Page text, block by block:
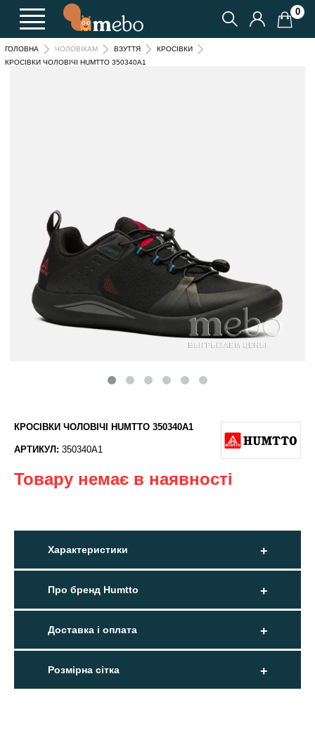
0
ГОЛОВНА ЧОЛОВІКАМ ВЗУТТЯ
КРОСІВКИ
КРОСІВКИ ЧОЛОВІЧІ HUMTTO 350340A1
КРОСІВКИ ЧОЛОВІЧІ HUMTTO 350340A1
АРТИКУЛ: 350340A1
Товару немає в наявності
Характеристики
Про бренд Humtto
Доставка і оплата
Розмірна сітка